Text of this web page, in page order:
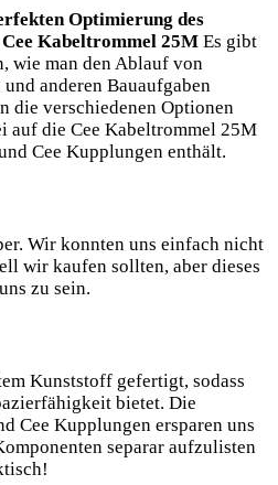
Optimierung des
Kabeltrommel 25M Es gibt
wie man den Ablauf von
anderen Bauaufgaben
die verschiedenen Optionen
auf die Cee Kabeltrommel 25M
Cee Kupplungen enthält.
Wir konnten uns einfach nicht
wir kaufen sollten, aber dieses
zu sein.
Kunststoff gefertigt, sodass
bietet. Die
Cee Kupplungen ersparen uns
separar aufzulisten